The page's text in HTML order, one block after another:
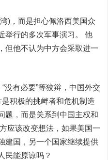
)，而是担心佩洛西美国众
举行的多次军事演习。 他
但他不认为中方会采取进一
没有必要”等狡辩，中国外交
积极的挑衅者和危机制造
题，而是关系到中国主权和
应该改变想法，如果美国一
建国，另一个国家继续提供
民能原谅吗？